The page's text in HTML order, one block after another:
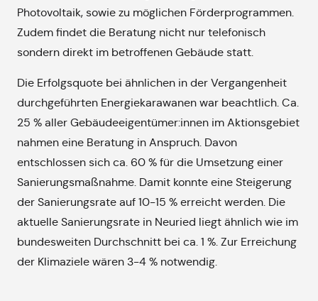
Photovoltaik, sowie zu möglichen Förderprogrammen.
Zudem findet die Beratung nicht nur telefonisch
sondern direkt im betroffenen Gebäude statt.
Die Erfolgsquote bei ähnlichen in der Vergangenheit
durchgeführten Energiekarawanen war beachtlich. Ca.
25 % aller Gebäudeeigentümer:innen im Aktionsgebiet
nahmen eine Beratung in Anspruch. Davon
entschlossen sich ca. 60 % für die Umsetzung einer
Sanierungsmaßnahme. Damit konnte eine Steigerung
der Sanierungsrate auf 10-15 % erreicht werden. Die
aktuelle Sanierungsrate in Neuried liegt ähnlich wie im
bundesweiten Durchschnitt bei ca. 1 %. Zur Erreichung
der Klimaziele wären 3-4 % notwendig.